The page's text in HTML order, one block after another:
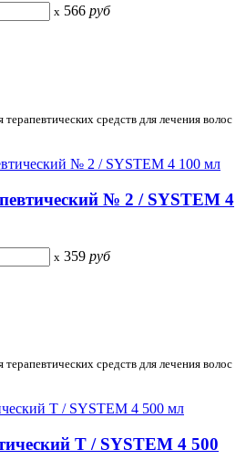
x 566 руб
средств для лечения волос
№ 2 / SYSTEM 4
x 359 руб
средств для лечения волос
T / SYSTEM 4 500